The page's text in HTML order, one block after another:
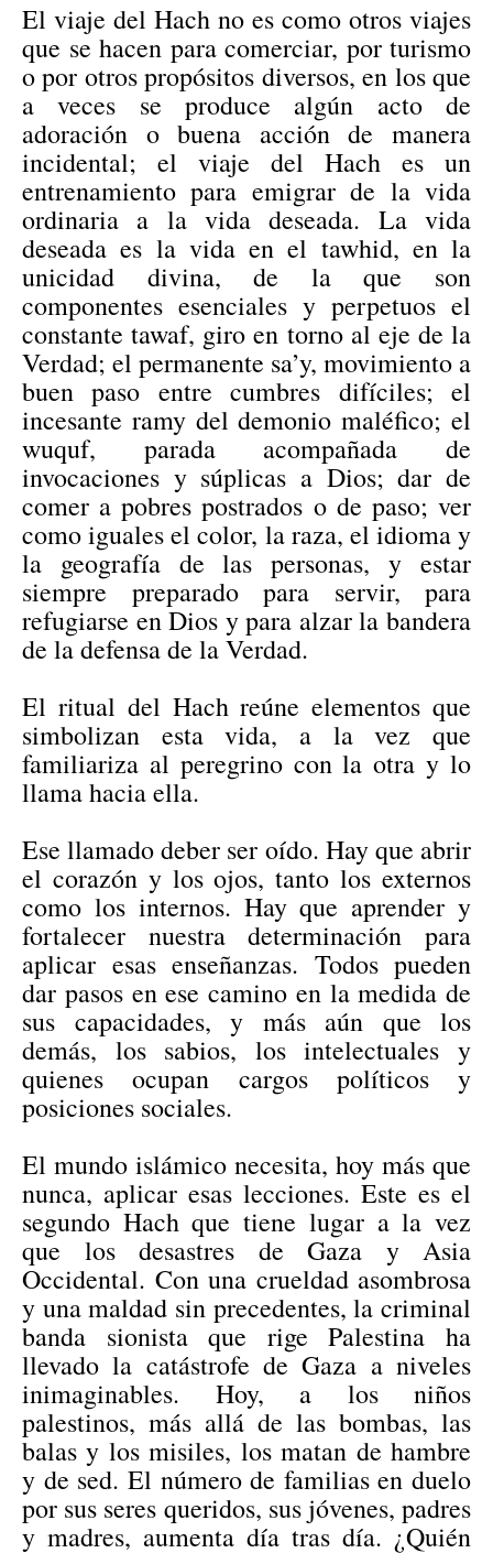
El viaje del Hach no es como otros viajes
que se hacen para comerciar, por turismo
o por otros propósitos diversos, en los que
a veces se produce algún acto de
adoración o buena acción de manera
incidental; el viaje del Hach es un
entrenamiento para emigrar de la vida
ordinaria a la vida deseada. La vida
deseada es la vida en el tawhid, en la
unicidad divina, de la que son
componentes esenciales y perpetuos el
constante tawaf, giro en torno al eje de la
Verdad; el permanente sa’y, movimiento a
buen paso entre cumbres difíciles; el
incesante ramy del demonio maléfico; el
wuquf, parada acompañada de
invocaciones y súplicas a Dios; dar de
comer a pobres postrados o de paso; ver
como iguales el color, la raza, el idioma y
la geografía de las personas, y estar
siempre preparado para servir, para
refugiarse en Dios y para alzar la bandera
de la defensa de la Verdad.
El ritual del Hach reúne elementos que
simbolizan esta vida, a la vez que
familiariza al peregrino con la otra y lo
llama hacia ella.
Ese llamado deber ser oído. Hay que abrir
el corazón y los ojos, tanto los externos
como los internos. Hay que aprender y
fortalecer nuestra determinación para
aplicar esas enseñanzas. Todos pueden
dar pasos en ese camino en la medida de
sus capacidades, y más aún que los
demás, los sabios, los intelectuales y
quienes ocupan cargos políticos y
posiciones sociales.
El mundo islámico necesita, hoy más que
nunca, aplicar esas lecciones. Este es el
segundo Hach que tiene lugar a la vez
que los desastres de Gaza y Asia
Occidental. Con una crueldad asombrosa
y una maldad sin precedentes, la criminal
banda sionista que rige Palestina ha
llevado la catástrofe de Gaza a niveles
inimaginables. Hoy, a los niños
palestinos, más allá de las bombas, las
balas y los misiles, los matan de hambre
y de sed. El número de familias en duelo
por sus seres queridos, sus jóvenes, padres
y madres, aumenta día tras día. ¿Quién